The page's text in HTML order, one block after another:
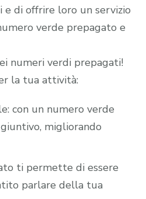
e di offrire loro un servizio
verde prepagato e
numeri verdi prepagati!
la tua attività:
con un numero verde
migliorando
ti permette di essere
parlare della tua